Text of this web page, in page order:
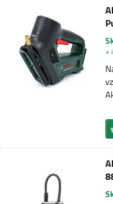
+